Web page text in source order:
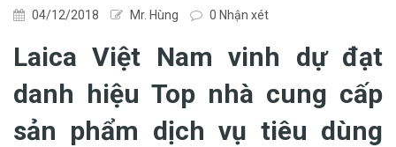
04/12/2018 Mr. Hùng 0 Nhận xét
Laica Việt Nam vinh dự đạt
danh hiệu Top nhà cung cấp
sản phẩm dịch vụ tiêu dùng